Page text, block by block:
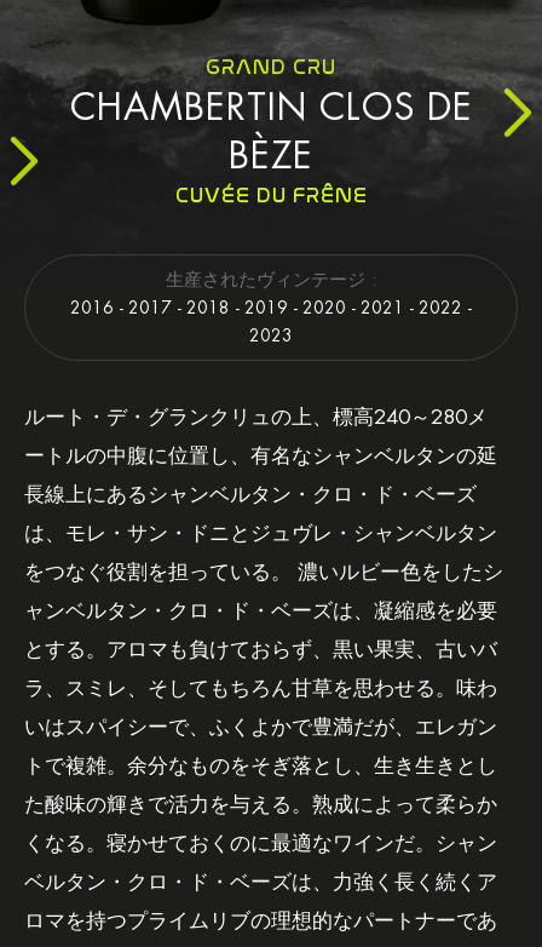
GRAND CRU
CHAMBERTIN CLOS DE
BÈZE
CUVÉE DU FRÊNE
生産されたヴィンテージ :
2016 - 2017 - 2018 - 2019 - 2020 - 2021 - 2022 -
2023
ルート・デ・グランクリュの上、標高240～280メ
ートルの中腹に位置し、有名なシャンベルタンの延
長線上にあるシャンベルタン・クロ・ド・ベーズ
は、モレ・サン・ドニとジュヴレ・シャンベルタン
をつなぐ役割を担っている。 濃いルビー色をしたシ
ャンベルタン・クロ・ド・ベーズは、凝縮感を必要
とする。アロマも負けておらず、黒い果実、古いバ
ラ、スミレ、そしてもちろん甘草を思わせる。味わ
いはスパイシーで、ふくよかで豊満だが、エレガン
トで複雑。余分なものをそぎ落とし、生き生きとし
た酸味の輝きで活力を与える。熟成によって柔らか
くなる。寝かせておくのに最適なワインだ。シャン
ベルタン・クロ・ド・ベーズは、力強く長く続くア
ロマを持つプライムリブの理想的なパートナーであ